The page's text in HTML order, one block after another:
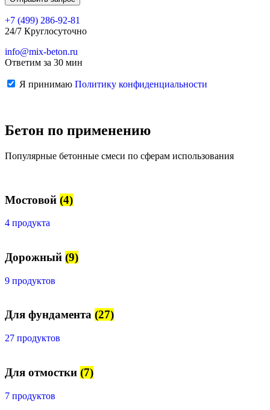
+7 (499) 286-92-81
24/7 Круглосуточно
info@mix-beton.ru
Ответим за 30 мин
Я принимаю Политику конфиденциальности
Бетон по применению
Популярные бетонные смеси по сферам использования
Мостовой (4)
4 продукта
Дорожный (9)
9 продуктов
Для фундамента (27)
27 продуктов
Для отмостки (7)
7 продуктов